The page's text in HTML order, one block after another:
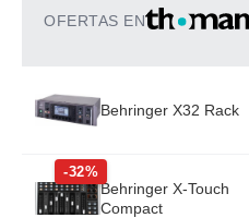
OFERTAS EN
Behringer X32 Rack
-32%
Behringer X-Touch
Compact